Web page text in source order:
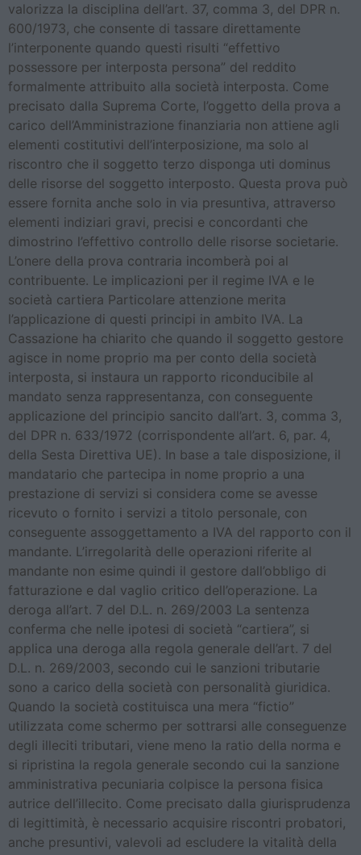
valorizza la disciplina dell’art. 37, comma 3, del DPR n.
600/1973, che consente di tassare direttamente
l’interponente quando questi risulti “effettivo
possessore per interposta persona” del reddito
formalmente attribuito alla società interposta. Come
precisato dalla Suprema Corte, l’oggetto della prova a
carico dell’Amministrazione finanziaria non attiene agli
elementi costitutivi dell’interposizione, ma solo al
riscontro che il soggetto terzo disponga uti dominus
delle risorse del soggetto interposto. Questa prova può
essere fornita anche solo in via presuntiva, attraverso
elementi indiziari gravi, precisi e concordanti che
dimostrino l’effettivo controllo delle risorse societarie.
L’onere della prova contraria incomberà poi al
contribuente. Le implicazioni per il regime IVA e le
società cartiera Particolare attenzione merita
l’applicazione di questi principi in ambito IVA. La
Cassazione ha chiarito che quando il soggetto gestore
agisce in nome proprio ma per conto della società
interposta, si instaura un rapporto riconducibile al
mandato senza rappresentanza, con conseguente
applicazione del principio sancito dall’art. 3, comma 3,
del DPR n. 633/1972 (corrispondente all’art. 6, par. 4,
della Sesta Direttiva UE). In base a tale disposizione, il
mandatario che partecipa in nome proprio a una
prestazione di servizi si considera come se avesse
ricevuto o fornito i servizi a titolo personale, con
conseguente assoggettamento a IVA del rapporto con il
mandante. L’irregolarità delle operazioni riferite al
mandante non esime quindi il gestore dall’obbligo di
fatturazione e dal vaglio critico dell’operazione. La
deroga all’art. 7 del D.L. n. 269/2003 La sentenza
conferma che nelle ipotesi di società “cartiera”, si
applica una deroga alla regola generale dell’art. 7 del
D.L. n. 269/2003, secondo cui le sanzioni tributarie
sono a carico della società con personalità giuridica.
Quando la società costituisca una mera “fictio”
utilizzata come schermo per sottrarsi alle conseguenze
degli illeciti tributari, viene meno la ratio della norma e
si ripristina la regola generale secondo cui la sanzione
amministrativa pecuniaria colpisce la persona fisica
autrice dell’illecito. Come precisato dalla giurisprudenza
di legittimità, è necessario acquisire riscontri probatori,
anche presuntivi, valevoli ad escludere la vitalità della